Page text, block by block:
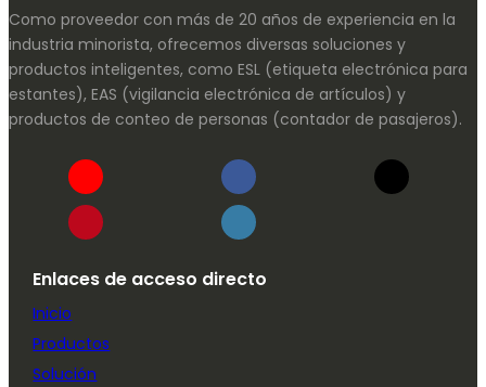
Como proveedor con más de 20 años de experiencia en la
industria minorista, ofrecemos diversas soluciones y
productos inteligentes, como ESL (etiqueta electrónica para
estantes), EAS (vigilancia electrónica de artículos) y
productos de conteo de personas (contador de pasajeros).
Enlaces de acceso directo
Inicio
Productos
Solución